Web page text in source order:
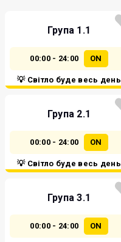
Група 1.1
00:00 - 24:00 ON
💡 Світло буде весь день
Група 2.1
00:00 - 24:00 ON
💡 Світло буде весь день
Група 3.1
00:00 - 24:00 ON